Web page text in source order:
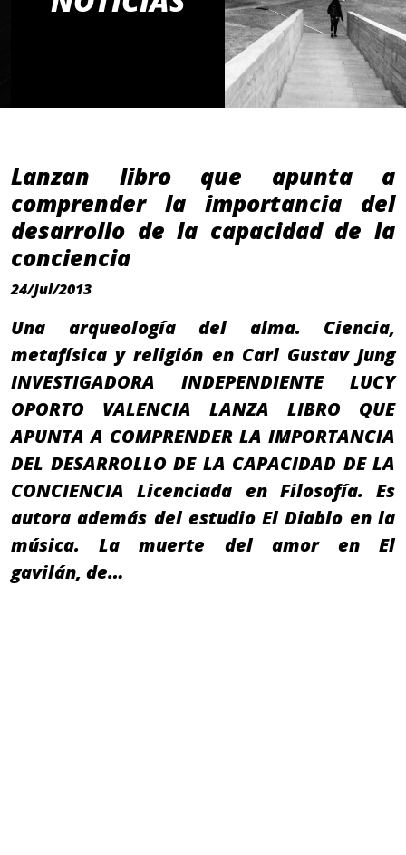
Lanzan libro que apunta a
comprender la importancia del
desarrollo de la capacidad de la
conciencia
24/Jul/2013
Una arqueología del alma. Ciencia,
metafísica y religión en Carl Gustav Jung
INVESTIGADORA INDEPENDIENTE LUCY
OPORTO VALENCIA LANZA LIBRO QUE
APUNTA A COMPRENDER LA IMPORTANCIA
DEL DESARROLLO DE LA CAPACIDAD DE LA
CONCIENCIA Licenciada en Filosofía. Es
autora además del estudio El Diablo en la
música. La muerte del amor en El
gavilán, de…